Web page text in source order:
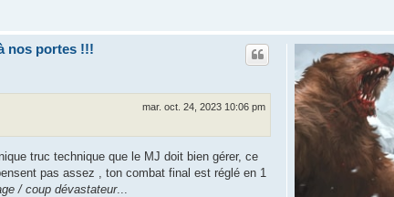
nos portes !!!
mar. oct. 24, 2023 10:06 pm
truc technique que le MJ doit bien gérer, ce
pas assez , ton combat final est réglé en 1
/ coup dévastateur...